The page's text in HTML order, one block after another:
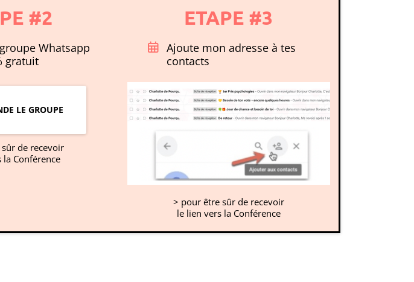
#2
Whatsapp
gratuit
LE GROUPE
de recevoir
la Conférence
ETAPE #3
Ajoute mon adresse à tes
contacts
> pour être sûr de recevoir
le lien vers la Conférence